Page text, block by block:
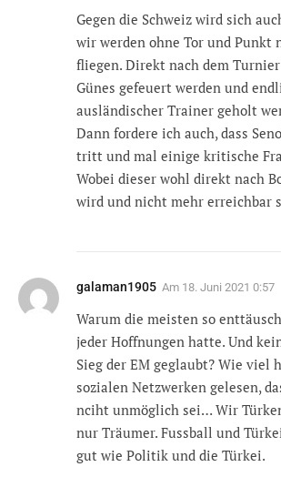
Gegen die Schweiz wird sich
wir werden ohne Tor und Punkt
fliegen. Direkt nach dem
Günes gefeuert werden und
ausländischer Trainer geholt
Dann fordere ich auch, dass
tritt und mal einige kritische
Wobei dieser wohl direkt nach
wird und nicht mehr erreichbar
galaman1905 Am 18. Juni 2021 0:57
Warum die meisten so
jeder Hoffnungen hatte. Und
Sieg der EM geglaubt? Wie viel
sozialen Netzwerken gelesen,
nciht unmöglich sei… Wir
nur Träumer. Fussball und
gut wie Politik und die Türkei.